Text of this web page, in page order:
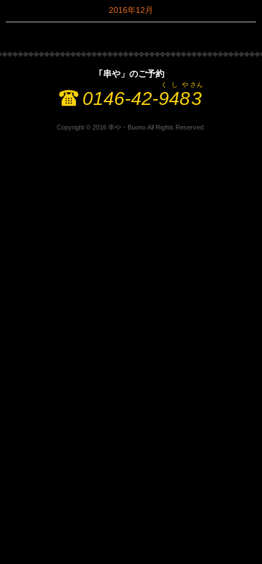
2016年12月
｢串や」のご予約
0146-42-9
く
4
し
8
や
3
さん
Copyright © 2016 串や・Buono All Rights Reserved.